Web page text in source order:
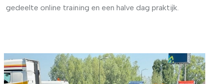
gedeelte online training en een halve dag praktijk.